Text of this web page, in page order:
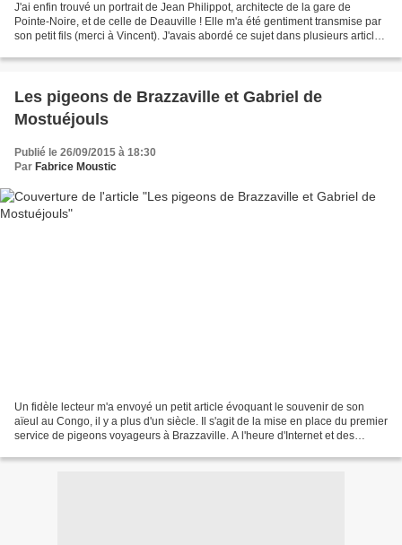
J'ai enfin trouvé un portrait de Jean Philippot, architecte de la gare de
Pointe-Noire, et de celle de Deauville ! Elle m'a été gentiment transmise par
son petit fils (merci à Vincent). J'avais abordé ce sujet dans plusieurs articles
Les pigeons de Brazzaville et Gabriel de
Mostuéjouls
Publié le 26/09/2015 à 18:30
Par Fabrice Moustic
Un fidèle lecteur m'a envoyé un petit article évoquant le souvenir de son
aïeul au Congo, il y a plus d'un siècle. Il s'agit de la mise en place du premier
service de pigeons voyageurs à Brazzaville. A l'heure d'Internet et des